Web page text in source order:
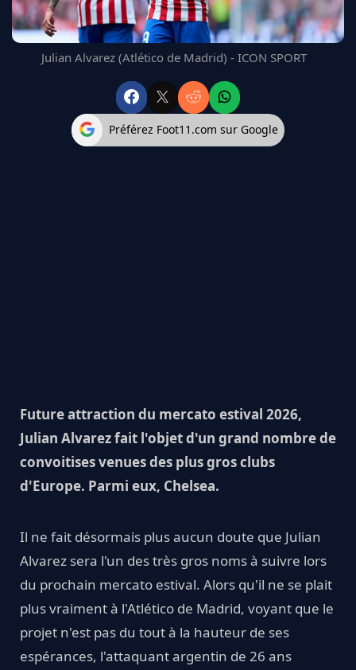
FC BARCELONE
MANCHESTER UNITED
CHELSEA
ARSENAL
L'AVIS DE LA RÉDAC'
Julian Alvarez (Atlético de Madrid) - ICON SPORT
Préférez Foot11.com sur Google
Future attraction du mercato estival 2026,
Julian Alvarez fait l'objet d'un grand nombre de
convoitises venues des plus gros clubs
d'Europe. Parmi eux, Chelsea.
Il ne fait désormais plus aucun doute que Julian
Alvarez sera l'un des très gros noms à suivre lors
du prochain mercato estival. Alors qu'il ne se plait
plus vraiment à l'Atlético de Madrid, voyant que le
projet n'est pas du tout à la hauteur de ses
espérances, l'attaquant argentin de 26 ans